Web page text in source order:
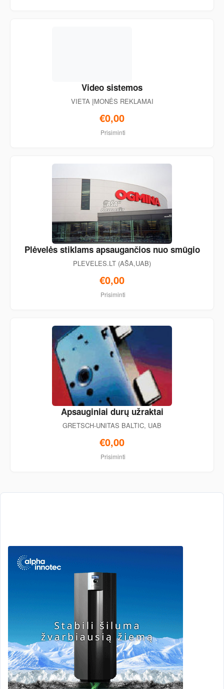
Video sistemos
VIETA ĮMONĖS REKLAMAI
€0,00
Prisiminti
Plėvelės stiklams apsaugančios nuo smūgio
PLEVELES.LT (AŠA,UAB)
€0,00
Prisiminti
Apsauginiai durų užraktai
GRETSCH-UNITAS BALTIC, UAB
€0,00
Prisiminti